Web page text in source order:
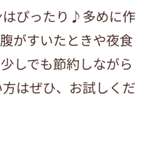
ぴったり♪多めに作
がすいたときや夜食
しでも節約しながら
はぜひ、お試しくだ